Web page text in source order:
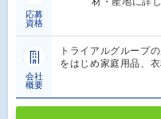
応募
資格
会社
概要
トライアルグループ
をはじめ家庭用品、